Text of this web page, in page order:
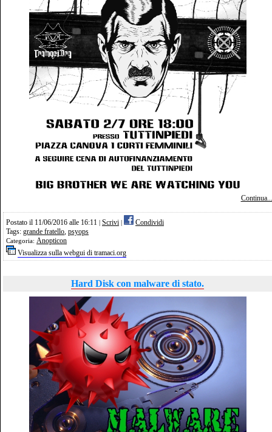
Continua...
Postato il 11/06/2016 alle 16:11 Scrivi
Condividi
Tags: grande fratello, psyops
Categoria: Anopticon
Visualizza sulla webgui di tramaci.org
Hard Disk con malware di stato.